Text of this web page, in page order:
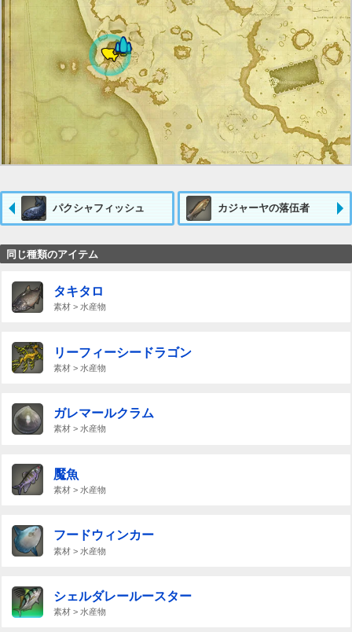
パクシャフィッシュ カジャーヤの落伍者
同じ種類のアイテム
タキタロ
素材 > 水産物
リーフィーシードラゴン
素材 > 水産物
ガレマールクラム
素材 > 水産物
魘魚
素材 > 水産物
フードウィンカー
素材 > 水産物
シェルダレールースター
素材 > 水産物